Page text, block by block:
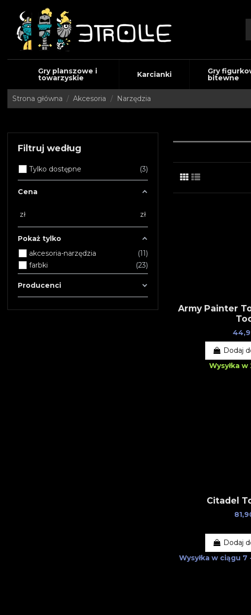
Gry planszowe i
towarzyskie Karcianki Gry
bitewne
Strona główna Akcesoria Narzędzia
Army Painter
Dodaj
Wysyłka
Citadel
Dodaj
Wysyłka w ciągu 7
Filtruj według
Tylko dostępne 3
Cena
zł zł
Pokaż tylko
akcesoria-narzędzia
11
farbki
23
Producenci